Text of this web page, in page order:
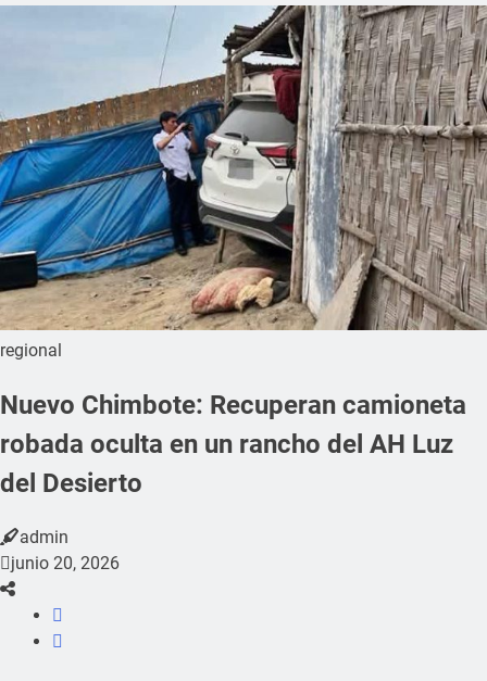
regional
Nuevo Chimbote: Recuperan camioneta
robada oculta en un rancho del AH Luz
del Desierto
admin
junio 20, 2026